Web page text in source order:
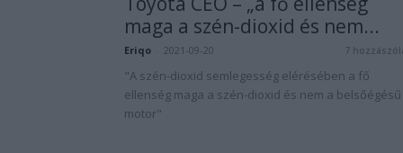
maga a szén-dioxid és nem...
Eriqo 2021-09-20 7
"A szén-dioxid semlegesség elérésében a fő
ellenség maga a szén-dioxid és nem a belsőégésű
motor"